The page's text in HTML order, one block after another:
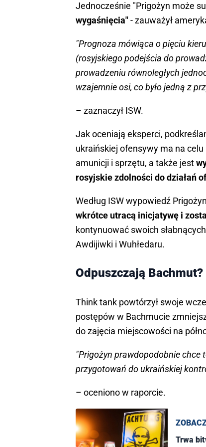
Jednocześnie "Prigożyn może
wygaśnięcia"- zauważył
"Prognoza mówiąca o pięciu
(rosyjskiego podejścia do
prowadzeniu równoległych
wzajemnie osi, co było jedną z
– zaznaczył ISW.
Jak oceniają eksperci,
ukraińskiej ofensywy ma na
amunicji i sprzętu, a także jest
rosyjskie zdolności do działań
Według ISW wypowiedź
wkrótce utracą inicjatywę i
kontynuować swoich
Awdijiwki i Wuhłedaru.
Odpuszczają Bachmut?
Think tank powtórzył swoje
postępów w Bachmucie
do zajęcia miejscowości na
"Prigożyn prawdopodobnie chce
przygotowań do ukraińskiej
– oceniono w raporcie.
Trwa